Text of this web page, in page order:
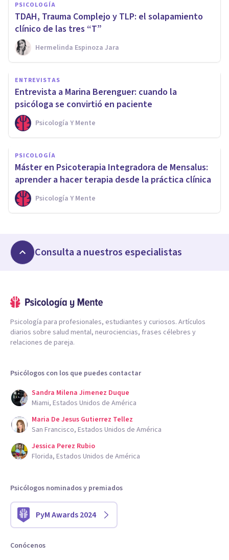
PSICOLOGÍA
TDAH, Trauma Complejo y TLP: el solapamiento
clínico de las tres “T”
Hermelinda Espinoza Jara
ENTREVISTAS
Entrevista a Marina Berenguer: cuando la
psicóloga se convirtió en paciente
Psicología Y Mente
PSICOLOGÍA
Máster en Psicoterapia Integradora de Mensalus:
aprender a hacer terapia desde la práctica clínica
Psicología Y Mente
Consulta a nuestros especialistas
Psicología para profesionales, estudiantes y curiosos. Artículos
diarios sobre salud mental, neurociencias, frases célebres y
relaciones de pareja.
Psicólogos con los que puedes contactar
Sandra Milena Jimenez Duque
Miami, Estados Unidos de América
Maria De Jesus Gutierrez Tellez
San Francisco, Estados Unidos de América
Jessica Perez Rubio
Florida, Estados Unidos de América
Psicólogos nominados y premiados
PyM Awards 2024
Conócenos